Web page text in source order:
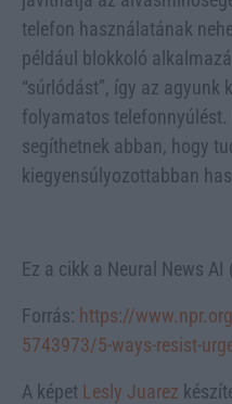
telefon használatának
például blokkoló
“súrlódást”, így az agyunk
folyamatos telefonnyúlést.
segíthetnek abban, hogy
kiegyensúlyozottabban
Ez a cikk a Neural News
Forrás: https://
5743973/5-ways-resist-
A képet Lesly Juarez